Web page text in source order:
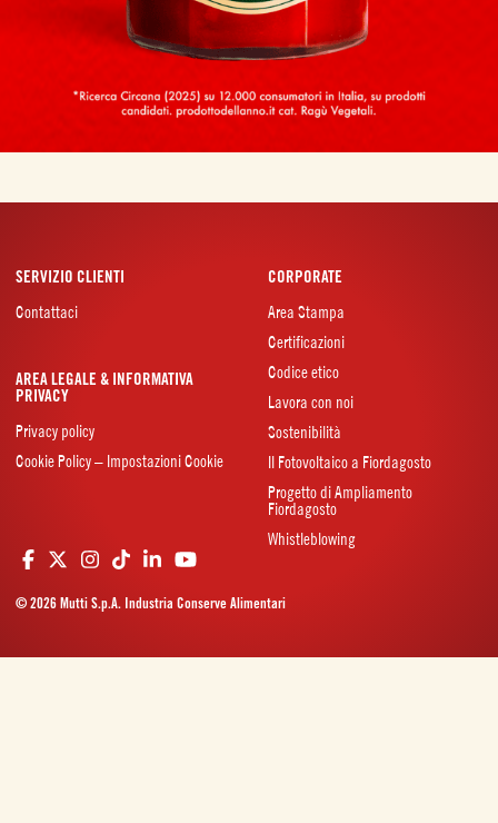
SERVIZIO CLIENTI
Contattaci
CORPORATE
Area Stampa
Certificazioni
Codice etico
Lavora con noi
Sostenibilità
Il Fotovoltaico a Fiordagosto
Progetto di Ampliamento
Fiordagosto
Whistleblowing
AREA LEGALE & INFORMATIVA
PRIVACY
Privacy policy
Cookie Policy – Impostazioni Cookie
© 2026 Mutti S.p.A. Industria Conserve Alimentari